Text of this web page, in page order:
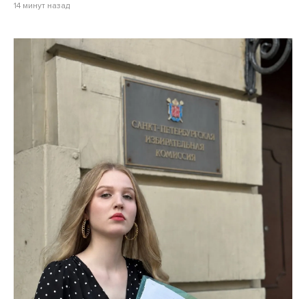
14 минут назад